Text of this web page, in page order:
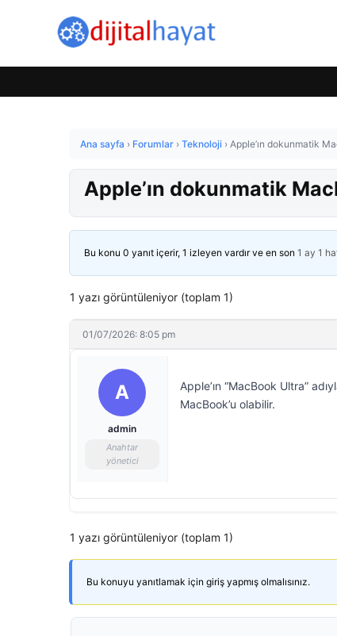
Ana sayfa › Forumlar › Teknoloji › Apple’ın dokunmatik
Apple’ın dokunmatik
Bu konu 0 yanıt içerir, 1 izleyen vardır ve en son 1 ay 1
1 yazı görüntüleniyor (toplam 1)
01/07/2026: 8:05 pm
A
admin
Anahtar
yönetici
Apple’ın “MacBook Ultra”
MacBook’u olabilir.
1 yazı görüntüleniyor (toplam 1)
Bu konuyu yanıtlamak için giriş yapmış olmalısınız.